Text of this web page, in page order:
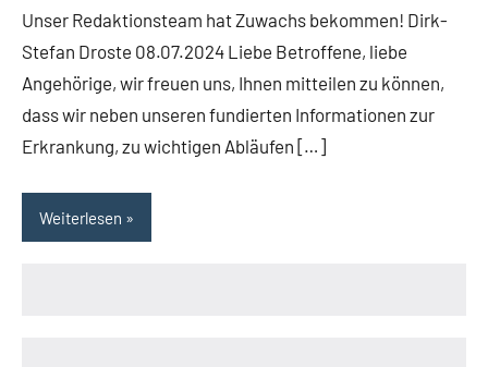
Unser Redaktionsteam hat Zuwachs bekommen! Dirk-
Stefan Droste 08.07.2024 Liebe Betroffene, liebe
Angehörige, wir freuen uns, Ihnen mitteilen zu können,
dass wir neben unseren fundierten Informationen zur
Erkrankung, zu wichtigen Abläufen […]
Weiterlesen